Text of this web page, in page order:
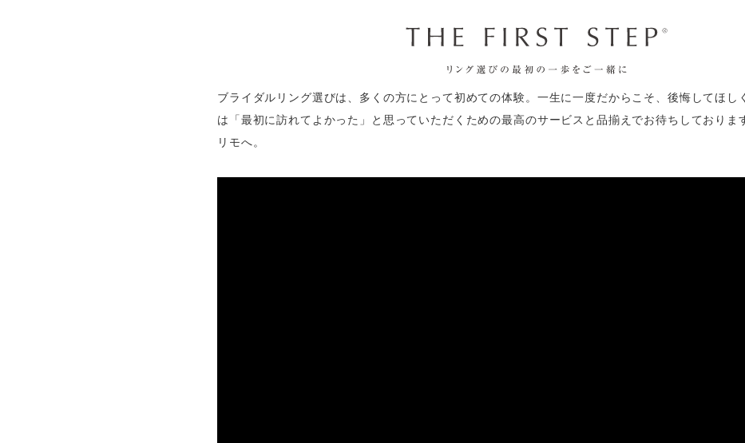
ブライダルリング選びは、多くの方にとって初めての体験。一生に一度だからこそ、後悔してほし
は「最初に訪れてよかった」と思っていただくための最高のサービスと品揃えでお待ちしておりま
リモへ。